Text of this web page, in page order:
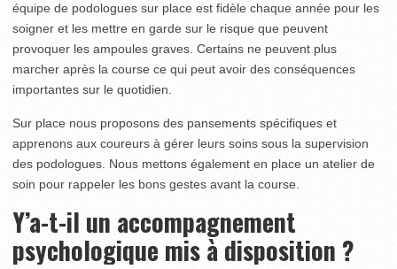
équipe de podologues sur place est fidèle chaque année pour les
soigner et les mettre en garde sur le risque que peuvent
provoquer les ampoules graves. Certains ne peuvent plus
marcher après la course ce qui peut avoir des conséquences
importantes sur le quotidien.
Sur place nous proposons des pansements spécifiques et
apprenons aux coureurs à gérer leurs soins sous la supervision
des podologues. Nous mettons également en place un atelier de
soin pour rappeler les bons gestes avant la course.
Y’a-t-il un accompagnement
psychologique mis à disposition ?